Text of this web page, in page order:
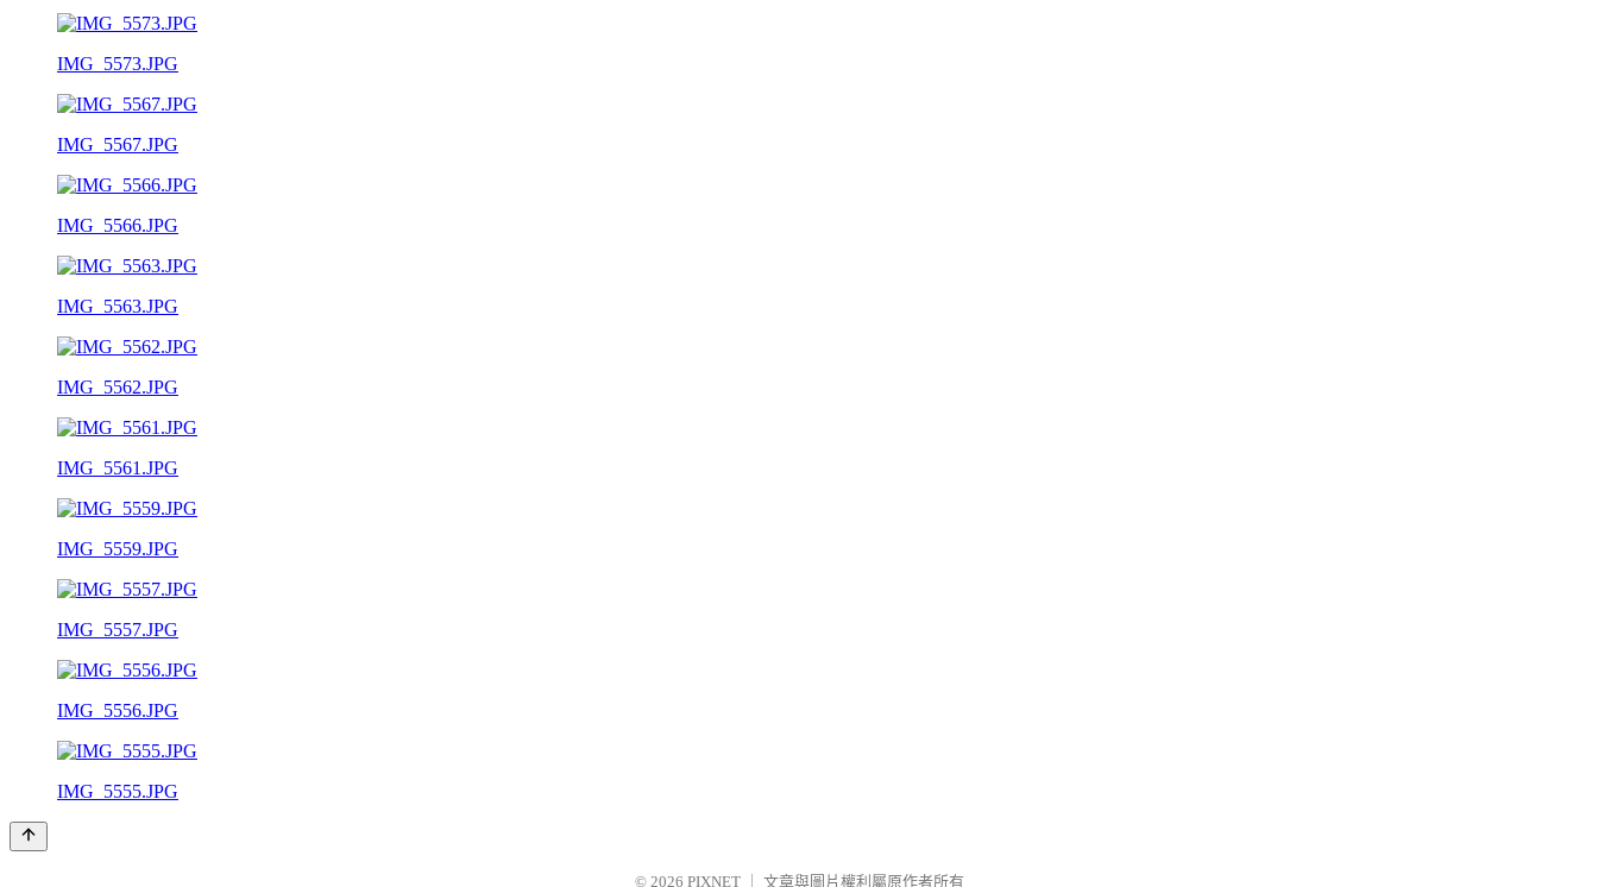
IMG_5573.JPG
IMG_5567.JPG
IMG_5566.JPG
IMG_5563.JPG
IMG_5562.JPG
IMG_5561.JPG
IMG_5559.JPG
IMG_5557.JPG
IMG_5556.JPG
IMG_5555.JPG
© 2026 PIXNET 文章與圖片權利屬原作者所有